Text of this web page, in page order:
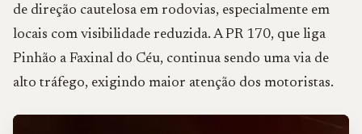
de direção cautelosa em rodovias, especialmente em
locais com visibilidade reduzida. A PR 170, que liga
Pinhão a Faxinal do Céu, continua sendo uma via de
alto tráfego, exigindo maior atenção dos motoristas.